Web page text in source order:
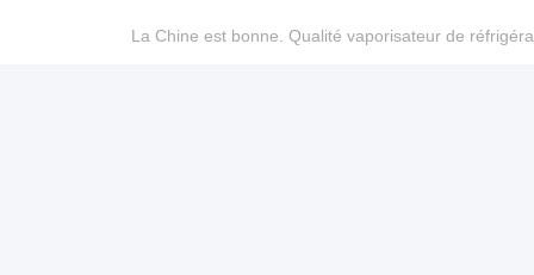
La Chine est bonne. Qualité vaporisateur de